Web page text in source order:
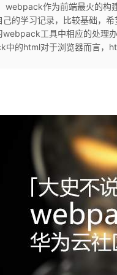
webpack作为前端最火的
己的学习记录，比较基础，
webpack工具中相应的处理
中的html对于浏览器而言，